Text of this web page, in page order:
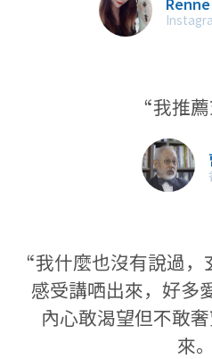
“我推
“我什麼也沒有說過
感受講哂出來，好多
內心敢渴望但不敢
來